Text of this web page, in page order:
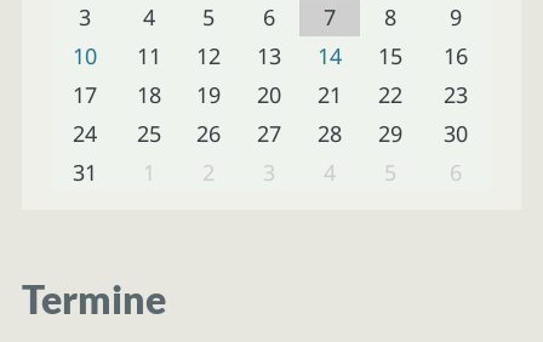
3
4 5 6 7 8
9
10
11 12 13 14 15
16
17
18 19 20 21 22
23
24
25 26 27 28 29
30
31
1 2 3 4 5 6
Termine